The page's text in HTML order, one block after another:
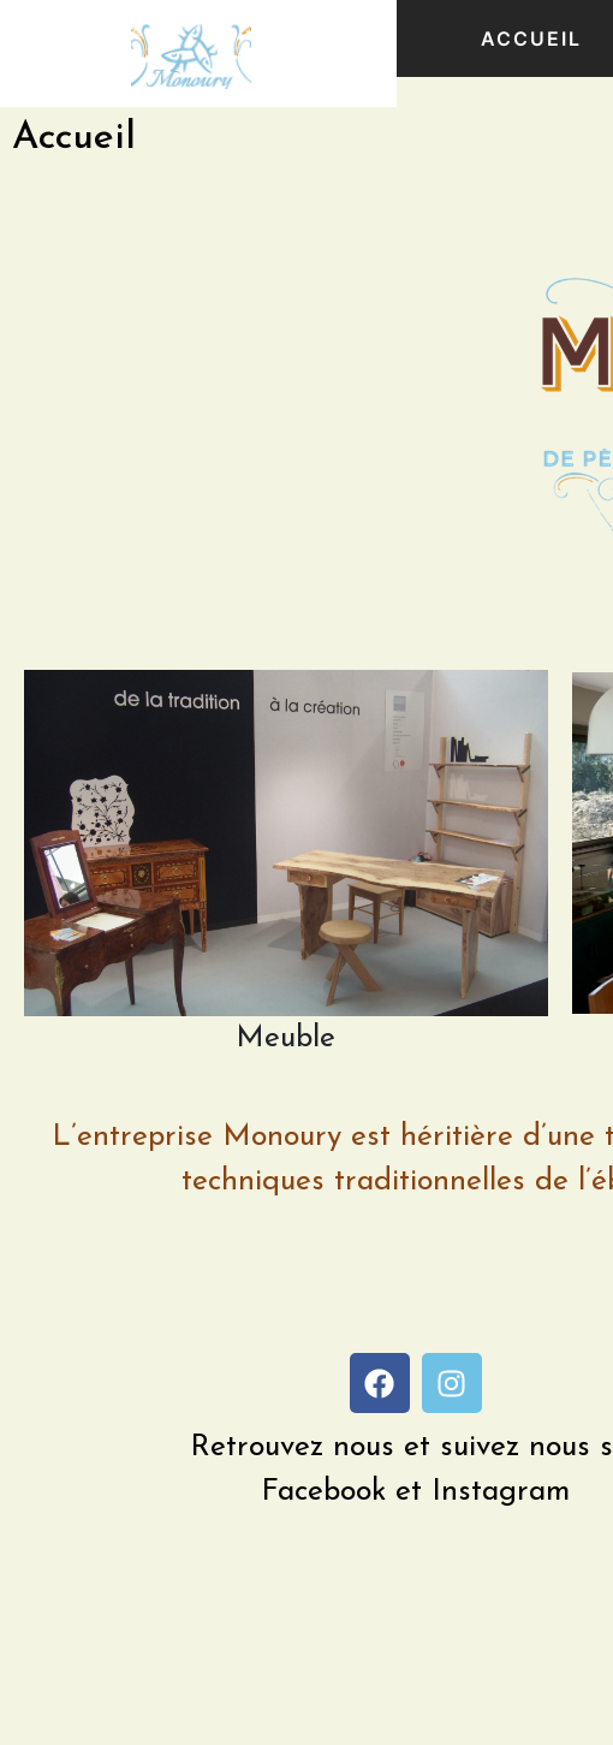
ACCUEIL
Accueil
Meuble
L’entreprise Monoury est héritière
techniques traditionnelles de
Retrouvez nous et suivez nous
Facebook et Instagram